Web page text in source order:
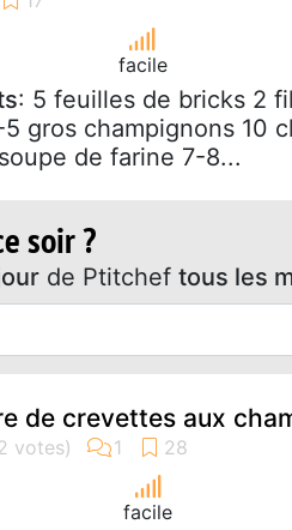
facile
: 5 feuilles de bricks 2
gros champignons 10
de farine 7-8...
soir ?
de Ptitchef tous les
de crevettes aux
facile